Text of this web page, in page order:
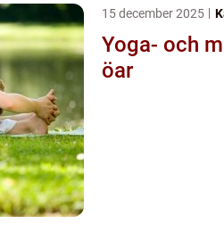
15 december 2025
Yoga- och
öar